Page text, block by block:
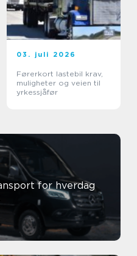
03. juli 2026
Førerkort lastebil krav,
muligheter og veien til
yrkessjåfør